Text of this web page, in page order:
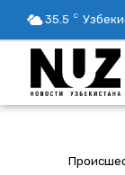
35.5 C